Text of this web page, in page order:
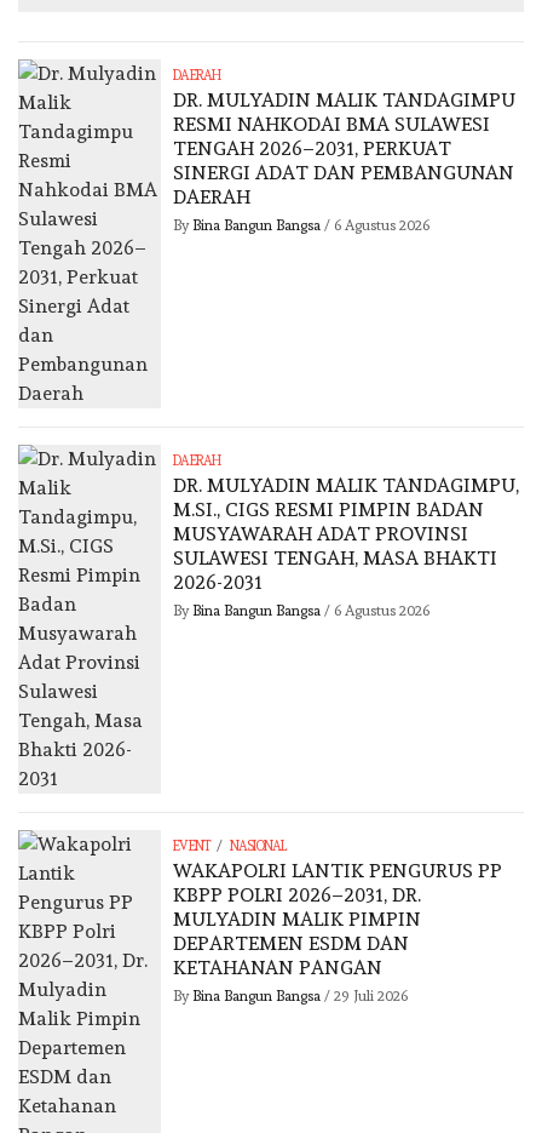
DAERAH
DR. MULYADIN MALIK TANDAGIMPU
RESMI NAHKODAI BMA SULAWESI
TENGAH 2026–2031, PERKUAT
SINERGI ADAT DAN PEMBANGUNAN
DAERAH
By Bina Bangun Bangsa/ 6 Agustus 2026
DAERAH
DR. MULYADIN MALIK TANDAGIMPU,
M.SI., CIGS RESMI PIMPIN BADAN
MUSYAWARAH ADAT PROVINSI
SULAWESI TENGAH, MASA BHAKTI
2026-2031
By Bina Bangun Bangsa/ 6 Agustus 2026
EVENT / NASIONAL
WAKAPOLRI LANTIK PENGURUS PP
KBPP POLRI 2026–2031, DR.
MULYADIN MALIK PIMPIN
DEPARTEMEN ESDM DAN
KETAHANAN PANGAN
By Bina Bangun Bangsa/ 29 Juli 2026